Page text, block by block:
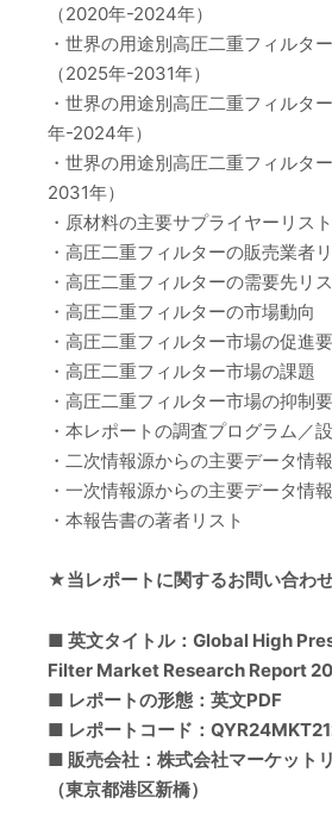
（2020年-2024年）
・世界の用途別高圧二重フィルタ
（2025年-2031年）
・世界の用途別高圧二重フィルタ
年-2024年）
・世界の用途別高圧二重フィルタ
2031年）
・原材料の主要サプライヤーリスト
・高圧二重フィルターの販売業者
・高圧二重フィルターの需要先リ
・高圧二重フィルターの市場動向
・高圧二重フィルター市場の促進
・高圧二重フィルター市場の課題
・高圧二重フィルター市場の抑制
・本レポートの調査プログラム／
・二次情報源からの主要データ情報
・一次情報源からの主要データ情報
・本報告書の著者リスト
★当レポートに関するお問い合わ
■ 英文タイトル：Global High
Filter Market Research Report
■ レポートの形態：英文PDF
■ レポートコード：
■ 販売会社：株式会社マーケット
（東京都港区新橋）